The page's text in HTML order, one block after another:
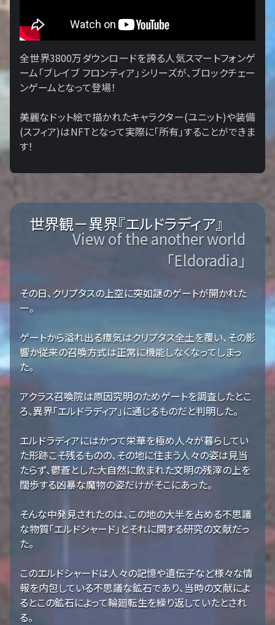
全世界3800万ダウンロードを誇る人気スマートフォンゲ
ーム「ブレイブ フロンティア」シリーズが、ブロックチェー
ンゲームとなって登場！
美麗なドット絵で描かれたキャラクター(ユニット)や装備
(スフィア)はNFTとなって実際に「所有」することができま
す！
世界観－異界『エルドラディア』
View of the another world
「Eldoradia」
その日、クリプタスの上空に突如謎のゲートが開かれた
ー。
ゲートから溢れ出る瘴気はクリプタス全土を覆い、その影
響か従来の召喚方式は正常に機能しなくなってしまっ
た。
アクラス召喚院は原因究明のためゲートを調査したとこ
ろ、異界「エルドラディア」に通じるものだと判明した。
エルドラディアにはかつて栄華を極め人々が暮らしてい
た形跡こそ残るものの、その地に住まう人々の姿は見当
たらず、鬱蒼とした大自然に飲まれた文明の残滓の上を
闊歩する凶暴な魔物の姿だけがそこにあった。
そんな中発見されたのは、この地の大半を占める不思議
な物質「エルドシャード」とそれに関する研究の文献だっ
た。
このエルドシャードは人々の記憶や遺伝子など様々な情
報を内包している不思議な鉱石であり、当時の文献によ
るとこの鉱石によって輪廻転生を繰り返していたとされ
る。